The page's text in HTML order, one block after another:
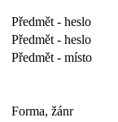
Předmět - heslo
Předmět - heslo
Předmět - místo
Forma, žánr